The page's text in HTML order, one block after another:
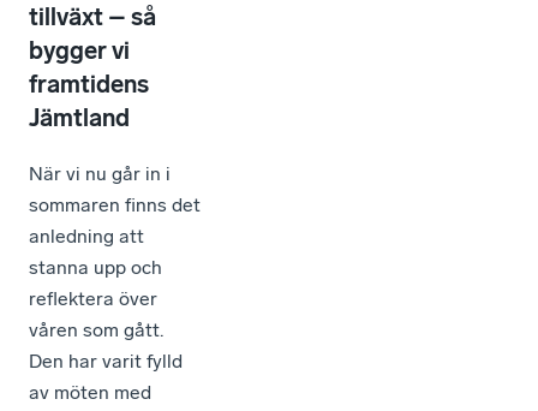
tillväxt – så
bygger vi
framtidens
Jämtland
När vi nu går in i
sommaren finns det
anledning att
stanna upp och
reflektera över
våren som gått.
Den har varit fylld
av möten med